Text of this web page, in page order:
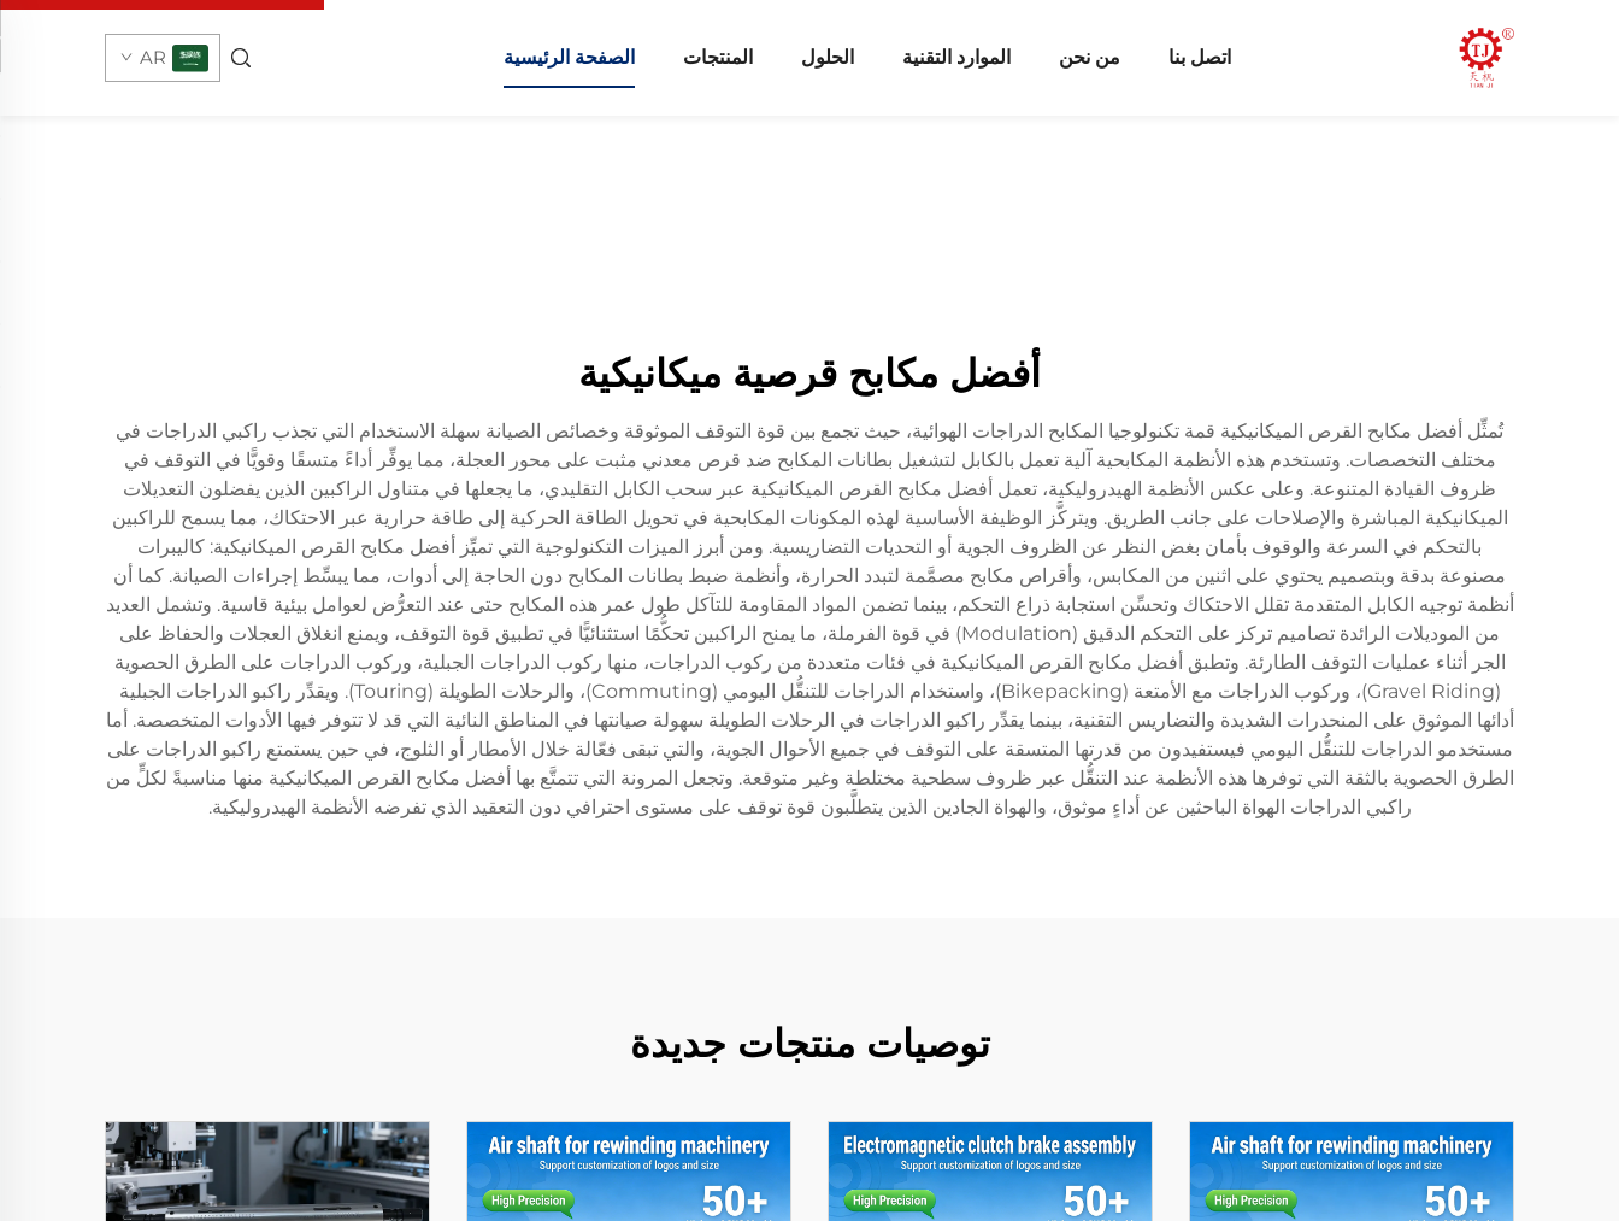
الصفحة الرئيسية المنتجات الحلول الموارد التقنية من نحن اتصل بنا AR
أفضل مكابح قرصية ميكانيكية
تُمثِّل أفضل مكابح القرص الميكانيكية قمة تكنولوجيا المكابح الدراجات الهوائية، حيث تجمع بين قوة التوقف الموثوقة وخصائص الصيانة سهلة الاستخدام التي تجذب راكبي الدراجات في
مختلف التخصصات. وتستخدم هذه الأنظمة المكابحية آلية تعمل بالكابل لتشغيل بطانات المكابح ضد قرص معدني مثبت على محور العجلة، مما يوفِّر أداءً متسقًا وقويًّا في التوقف في
ظروف القيادة المتنوعة. وعلى عكس الأنظمة الهيدروليكية، تعمل أفضل مكابح القرص الميكانيكية عبر سحب الكابل التقليدي، ما يجعلها في متناول الراكبين الذين يفضلون التعديلات
الميكانيكية المباشرة والإصلاحات على جانب الطريق. ويتركَّز الوظيفة الأساسية لهذه المكونات المكابحية في تحويل الطاقة الحركية إلى طاقة حرارية عبر الاحتكاك، مما يسمح للراكبين
بالتحكم في السرعة والوقوف بأمان بغض النظر عن الظروف الجوية أو التحديات التضاريسية. ومن أبرز الميزات التكنولوجية التي تميِّز أفضل مكابح القرص الميكانيكية: كاليبرات
مصنوعة بدقة وبتصميم يحتوي على اثنين من المكابس، وأقراص مكابح مصمَّمة لتبدد الحرارة، وأنظمة ضبط بطانات المكابح دون الحاجة إلى أدوات، مما يبسِّط إجراءات الصيانة. كما أن
أنظمة توجيه الكابل المتقدمة تقلل الاحتكاك وتحسِّن استجابة ذراع التحكم، بينما تضمن المواد المقاومة للتآكل طول عمر هذه المكابح حتى عند التعرُّض لعوامل بيئية قاسية. وتشمل العديد
من الموديلات الرائدة تصاميم تركز على التحكم الدقيق (Modulation) في قوة الفرملة، ما يمنح الراكبين تحكُّمًا استثنائيًّا في تطبيق قوة التوقف، ويمنع انغلاق العجلات والحفاظ على
الجر أثناء عمليات التوقف الطارئة. وتطبق أفضل مكابح القرص الميكانيكية في فئات متعددة من ركوب الدراجات، منها ركوب الدراجات الجبلية، وركوب الدراجات على الطرق الحصوية
(Gravel Riding)، وركوب الدراجات مع الأمتعة (Bikepacking)، واستخدام الدراجات للتنقُّل اليومي (Commuting)، والرحلات الطويلة (Touring). ويقدِّر راكبو الدراجات الجبلية
أدائها الموثوق على المنحدرات الشديدة والتضاريس التقنية، بينما يقدِّر راكبو الدراجات في الرحلات الطويلة سهولة صيانتها في المناطق النائية التي قد لا تتوفر فيها الأدوات المتخصصة. أما
مستخدمو الدراجات للتنقُّل اليومي فيستفيدون من قدرتها المتسقة على التوقف في جميع الأحوال الجوية، والتي تبقى فعّالة خلال الأمطار أو الثلوج، في حين يستمتع راكبو الدراجات على
الطرق الحصوية بالثقة التي توفرها هذه الأنظمة عند التنقُّل عبر ظروف سطحية مختلطة وغير متوقعة. وتجعل المرونة التي تتمتَّع بها أفضل مكابح القرص الميكانيكية منها مناسبةً لكلٍّ من
راكبي الدراجات الهواة الباحثين عن أداءٍ موثوق، والهواة الجادين الذين يتطلَّبون قوة توقف على مستوى احترافي دون التعقيد الذي تفرضه الأنظمة الهيدروليكية.
توصيات منتجات جديدة